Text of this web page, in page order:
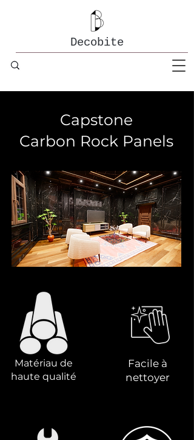
Decobite
Capstone
Carbon Rock Panels
Matériau de
haute qualité
Facile à
nettoyer